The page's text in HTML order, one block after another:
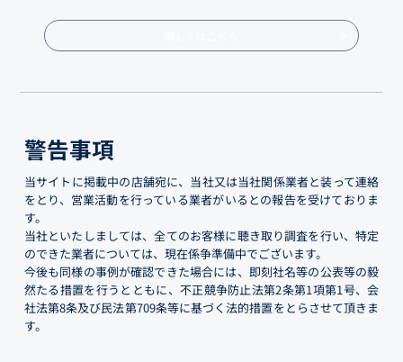
警告事項
当サイトに掲載中の店舗宛に、当社又は当社関係業者と装って連絡
をとり、営業活動を行っている業者がいるとの報告を受けておりま
す。
当社といたしましては、全てのお客様に聴き取り調査を行い、特定
のできた業者については、現在係争準備中でございます。
今後も同様の事例が確認できた場合には、即刻社名等の公表等の毅
然たる措置を行うとともに、不正競争防止法第2条第1項第1号、会
社法第8条及び民法第709条等に基づく法的措置をとらさせて頂きま
す。